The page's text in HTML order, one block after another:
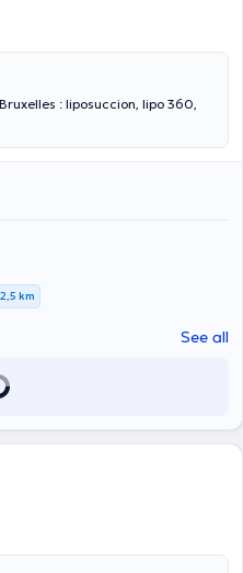
: liposuccion, lipo 360,
2,5 km
See all